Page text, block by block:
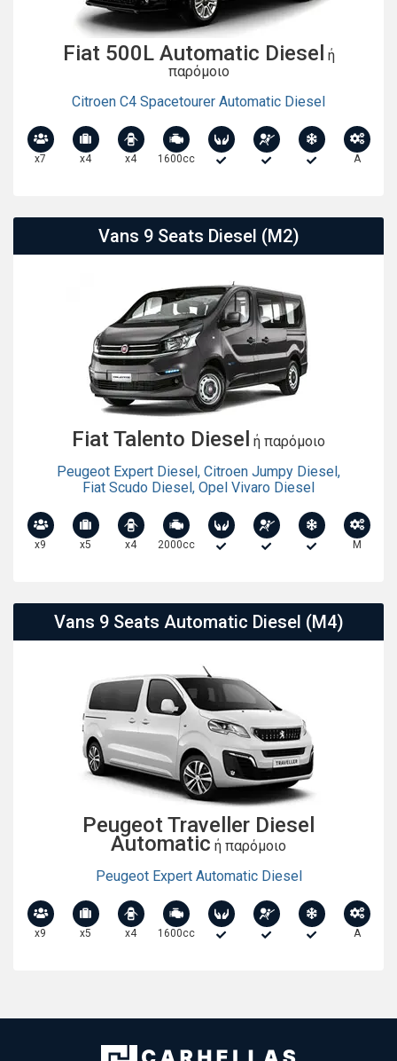
Fiat 500L Automatic Diesel ή
παρόμοιο
Citroen C4 Spacetourer Automatic Diesel
x7 x4 x4 1600cc A
Vans 9 Seats Diesel (M2)
Fiat Talento Diesel ή παρόμοιο
Peugeot Expert Diesel, Citroen Jumpy Diesel,
Fiat Scudo Diesel, Opel Vivaro Diesel
x9 x5 x4 2000cc M
Vans 9 Seats Automatic Diesel (M4)
Peugeot Traveller Diesel
Automatic ή παρόμοιο
Peugeot Expert Automatic Diesel
x9 x5 x4 1600cc A